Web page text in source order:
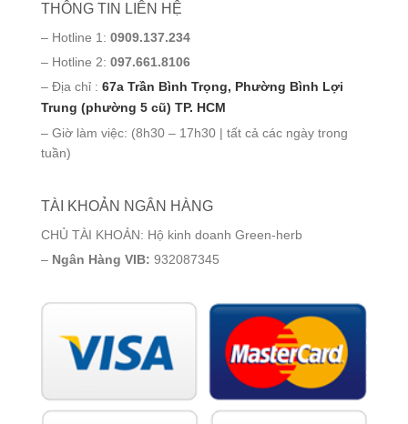
THÔNG TIN LIÊN HỆ
– Hotline 1: 0909.137.234
– Hotline 2: 097.661.8106
– Địa chỉ : 67a Trần Bình Trọng, Phường Bình Lợi
Trung (phường 5 cũ) TP. HCM
– Giờ làm việc: (8h30 – 17h30 | tất cả các ngày trong
tuần)
TÀI KHOẢN NGÂN HÀNG
CHỦ TÀI KHOẢN: Hộ kinh doanh Green-herb
– Ngân Hàng VIB: 932087345